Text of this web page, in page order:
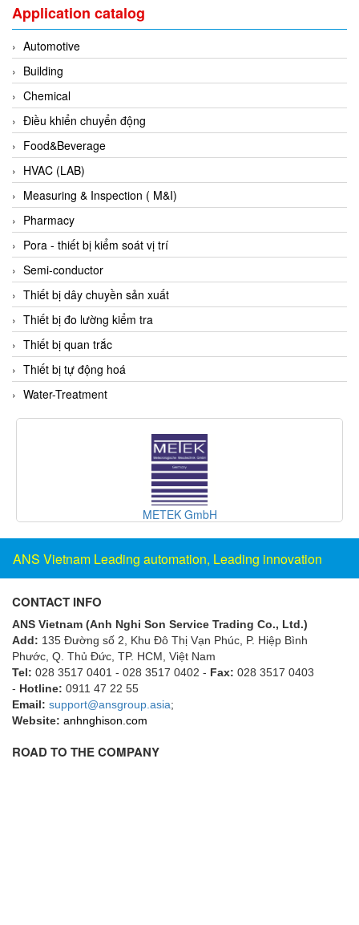
Dongdo Tech
Donghwa Valve
Dongkun
Dosing Pump
DR. NEUMANN Peltier-Technik
Driesen Kern
Dropsa Vietnam
Druck
DSTI
DUCATI
Duclean
Dukin Besko
Dunkermotoren
Durag
Dwyer
DYH
EBMPAPST
ECKERLE
Ecom-EX
ECONEX
Edward
EES
EGE Elektronik
Eilersen Vietnam
Ekstrom-Carlson
Application catalog
Automotive
Building
Chemical
Điều khiển chuyển động
Food&Beverage
HVAC (LAB)
Measuring & Inspection ( M&I)
Pharmacy
Pora - thiết bị kiểm soát vị trí
Semi-conductor
Thiết bị dây chuyền sản xuất
Thiết bị đo lường kiểm tra
Thiết bị quan trắc
Thiết bị tự động hoá
Water-Treatment
METEK GmbH
ANS Vietnam Leading automation, Leading innovation
CONTACT INFO
ANS Vietnam (Anh Nghi Son Service Trading Co., Ltd.)
Add: 135 Đường số 2, Khu Đô Thị Vạn Phúc, P. Hiệp Bình
Phước, Q. Thủ Đức, TP. HCM , Việt Nam
Tel: 028 3517 0401 - 028 3517 0402 - Fax: 028 3517 0403
- Hotline: 0911 47 22 55
Email: support@ansgroup.asia;
Website: anhnghison.com
ROAD TO THE COMPANY